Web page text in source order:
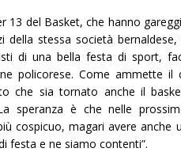
13 del Basket, che hanno
della stessa società
di una bella festa di sport,
policorese. Come ammette il
che sia tornato anche il
speranza è che nelle
cospicuo, magari avere anche
festa e ne siamo contenti”.